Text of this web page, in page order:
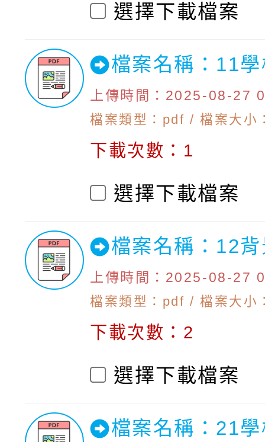
選擇下載檔案
檔案名稱：11
上傳時間：2025-08-27
檔案類型：pdf / 檔案大小
下載次數：1
選擇下載檔案
檔案名稱：12
上傳時間：2025-08-27
檔案類型：pdf / 檔案大小
下載次數：2
選擇下載檔案
檔案名稱：21